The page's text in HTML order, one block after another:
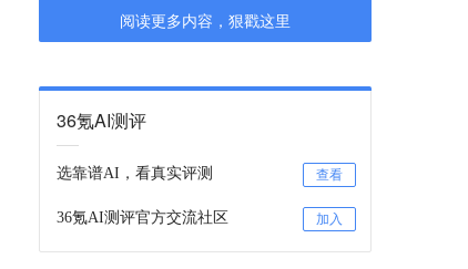
阅读更多内容，狠戳这里
36氪AI测评
选靠谱AI，看真实评测 查看
36氪AI测评官方交流社区 加入